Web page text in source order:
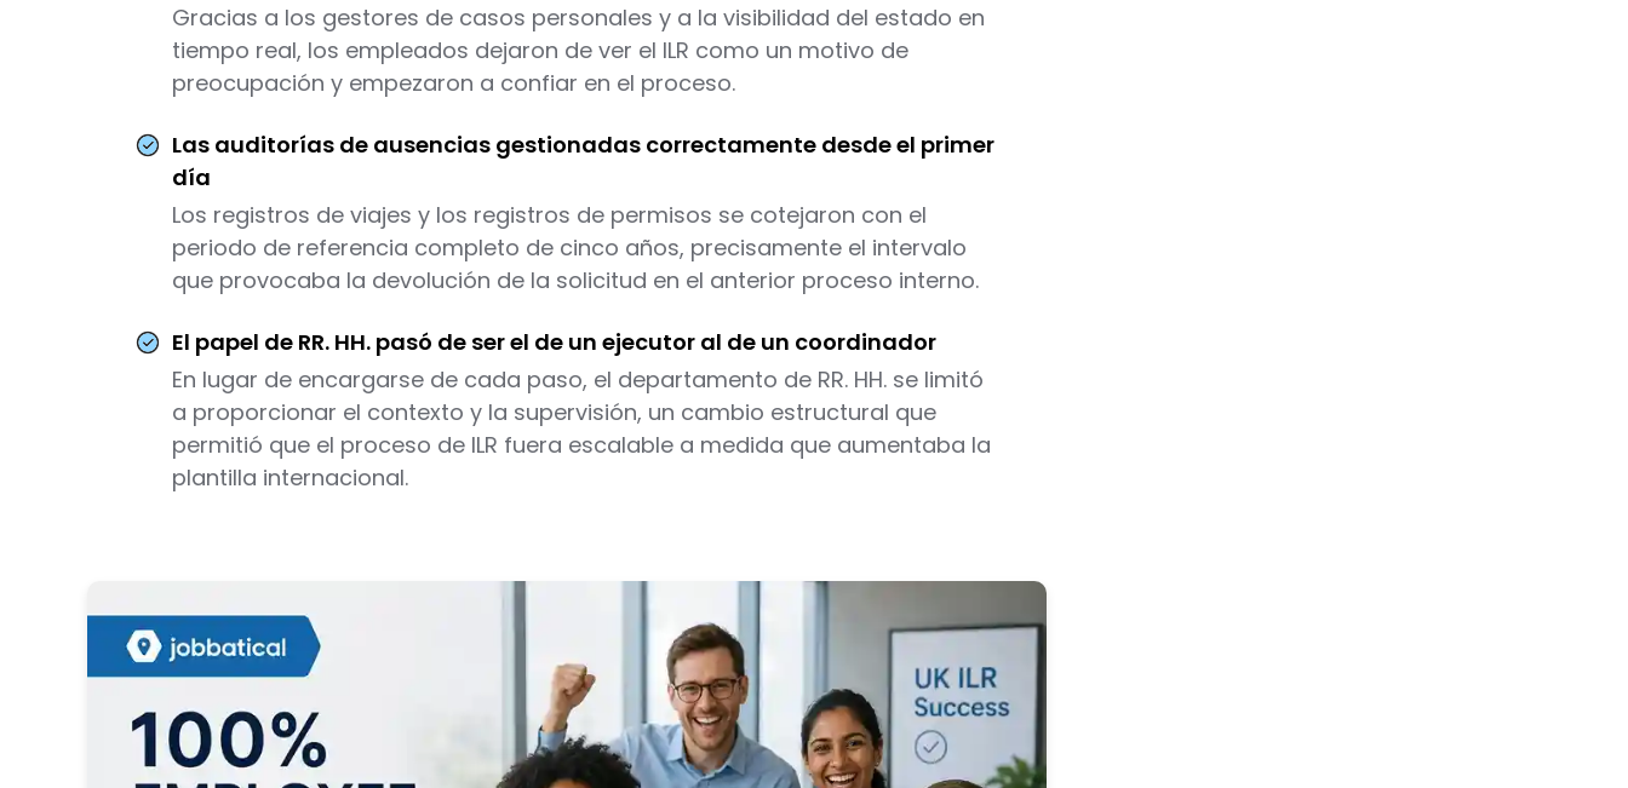
Gracias a los gestores de casos personales y a la visibilidad del estado en
tiempo real, los empleados dejaron de ver el ILR como un motivo de
preocupación y empezaron a confiar en el proceso.
Las auditorías de ausencias gestionadas correctamente desde el primer
día
Los registros de viajes y los registros de permisos se cotejaron con el
periodo de referencia completo de cinco años, precisamente el intervalo
que provocaba la devolución de la solicitud en el anterior proceso interno.
El papel de RR. HH. pasó de ser el de un ejecutor al de un coordinador
En lugar de encargarse de cada paso, el departamento de RR. HH. se limitó
a proporcionar el contexto y la supervisión, un cambio estructural que
permitió que el proceso de ILR fuera escalable a medida que aumentaba la
plantilla internacional.